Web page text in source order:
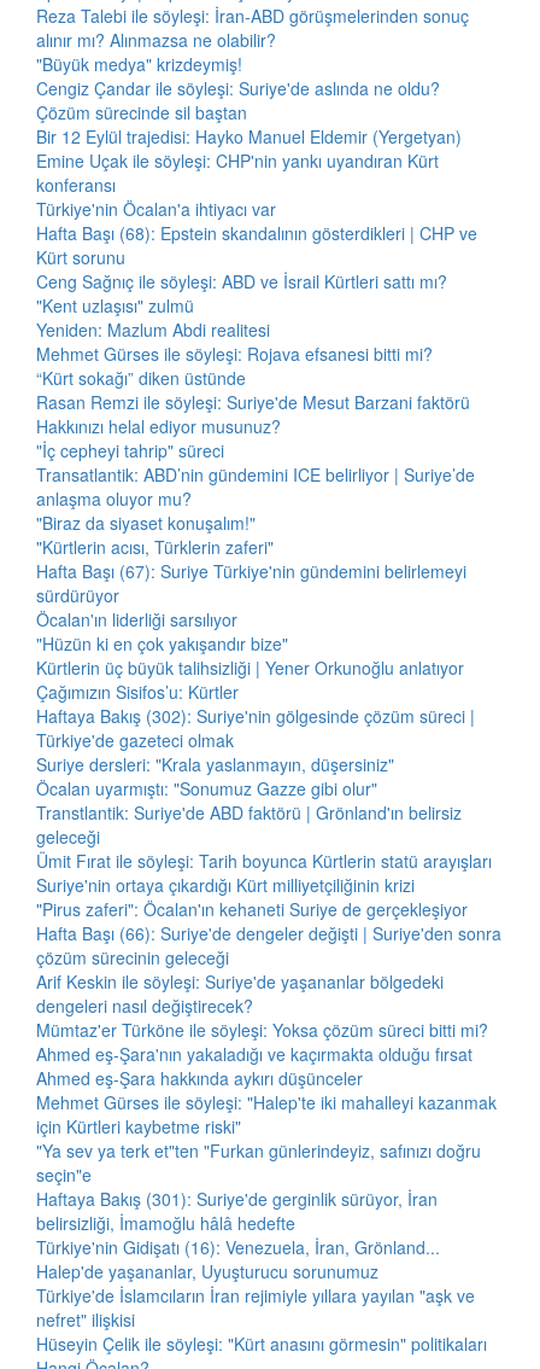
Reza Talebi ile söyleşi: İran-ABD görüşmelerinden sonuç
alınır mı? Alınmazsa ne olabilir?
"Büyük medya" krizdeymiş!
Cengiz Çandar ile söyleşi: Suriye'de aslında ne oldu?
Çözüm sürecinde sil baştan
Bir 12 Eylül trajedisi: Hayko Manuel Eldemir (Yergetyan)
Emine Uçak ile söyleşi: CHP'nin yankı uyandıran Kürt
konferansı
Türkiye'nin Öcalan'a ihtiyacı var
Hafta Başı (68): Epstein skandalının gösterdikleri | CHP ve
Kürt sorunu
Ceng Sağnıç ile söyleşi: ABD ve İsrail Kürtleri sattı mı?
"Kent uzlaşısı" zulmü
Yeniden: Mazlum Abdi realitesi
Mehmet Gürses ile söyleşi: Rojava efsanesi bitti mi?
“Kürt sokağı” diken üstünde
Rasan Remzi ile söyleşi: Suriye'de Mesut Barzani faktörü
Hakkınızı helal ediyor musunuz?
"İç cepheyi tahrip" süreci
Transatlantik: ABD’nin gündemini ICE belirliyor | Suriye’de
anlaşma oluyor mu?
"Biraz da siyaset konuşalım!"
"Kürtlerin acısı, Türklerin zaferi"
Hafta Başı (67): Suriye Türkiye'nin gündemini belirlemeyi
sürdürüyor
Öcalan'ın liderliği sarsılıyor
"Hüzün ki en çok yakışandır bize"
Kürtlerin üç büyük talihsizliği | Yener Orkunoğlu anlatıyor
Çağımızın Sisifos’u: Kürtler
Haftaya Bakış (302): Suriye'nin gölgesinde çözüm süreci |
Türkiye'de gazeteci olmak
Suriye dersleri: "Krala yaslanmayın, düşersiniz"
Öcalan uyarmıştı: "Sonumuz Gazze gibi olur"
Transtlantik: Suriye'de ABD faktörü | Grönland'ın belirsiz
geleceği
Ümit Fırat ile söyleşi: Tarih boyunca Kürtlerin statü arayışları
Suriye'nin ortaya çıkardığı Kürt milliyetçiliğinin krizi
"Pirus zaferi": Öcalan'ın kehaneti Suriye de gerçekleşiyor
Hafta Başı (66): Suriye'de dengeler değişti | Suriye'den sonra
çözüm sürecinin geleceği
Arif Keskin ile söyleşi: Suriye'de yaşananlar bölgedeki
dengeleri nasıl değiştirecek?
Mümtaz'er Türköne ile söyleşi: Yoksa çözüm süreci bitti mi?
Ahmed eş-Şara'nın yakaladığı ve kaçırmakta olduğu fırsat
Ahmed eş-Şara hakkında aykırı düşünceler
Mehmet Gürses ile söyleşi: "Halep'te iki mahalleyi kazanmak
için Kürtleri kaybetme riski"
"Ya sev ya terk et"ten "Furkan günlerindeyiz, safınızı doğru
seçin"e
Haftaya Bakış (301): Suriye'de gerginlik sürüyor, İran
belirsizliği, İmamoğlu hâlâ hedefte
Türkiye'nin Gidişatı (16): Venezuela, İran, Grönland...
Halep'de yaşananlar, Uyuşturucu sorunumuz
Türkiye'de İslamcıların İran rejimiyle yıllara yayılan "aşk ve
nefret" ilişkisi
Hüseyin Çelik ile söyleşi: "Kürt anasını görmesin" politikaları